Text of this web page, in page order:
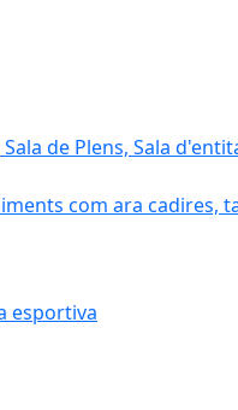
de Plens, Sala
com ara cadires,
esportiva